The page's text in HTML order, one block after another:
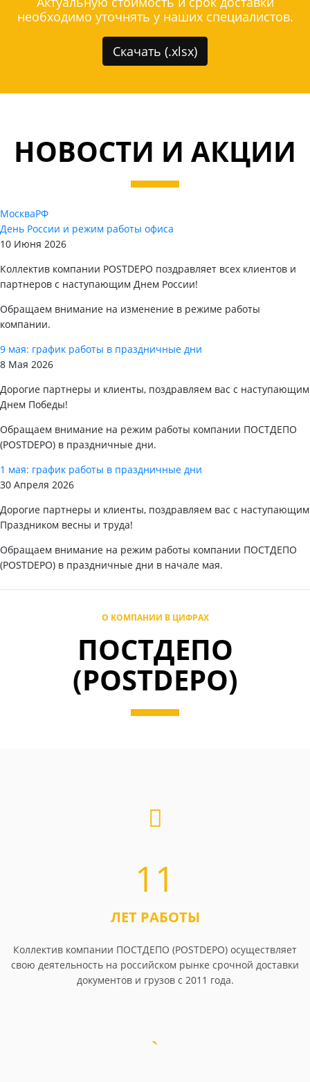
необходимо уточнять у наших специалистов.
Скачать (.xlsx)
НОВОСТИ И АКЦИИ
МоскваРФ
День России и режим работы офиса
10 Июня 2026
Коллектив компании POSTDEPO поздравляет всех клиентов и
партнеров с наступающим Днем России!
Обращаем внимание на изменение в режиме работы
компании.
9 мая: график работы в праздничные дни
8 Мая 2026
Дорогие партнеры и клиенты, поздравляем вас с наступающим
Днем Победы!
Обращаем внимание на режим работы компании ПОСТДЕПО
(POSTDEPO) в праздничные дни.
1 мая: график работы в праздничные дни
30 Апреля 2026
Дорогие партнеры и клиенты, поздравляем вас с наступающим
Праздником весны и труда!
Обращаем внимание на режим работы компании ПОСТДЕПО
(POSTDEPO) в праздничные дни в начале мая.
О КОМПАНИИ В ЦИФРАХ
ПОСТДЕПО
(POSTDEPO)
11
ЛЕТ РАБОТЫ
Коллектив компании ПОСТДЕПО (POSTDEPO) осуществляет
свою деятельность на российском рынке срочной доставки
документов и грузов с 2011 года.